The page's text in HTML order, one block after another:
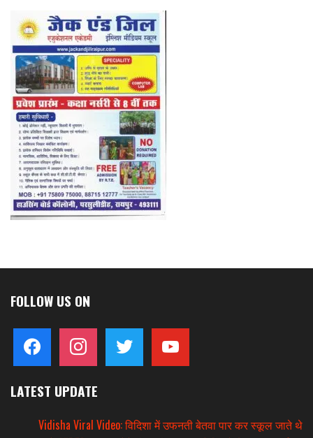
FOLLOW US ON
facebook instagram twitter
LATEST UPDATE
Vidisha Viral Video: विदिशा में उफनती बेतवा पार कर स्कूल जाते थे